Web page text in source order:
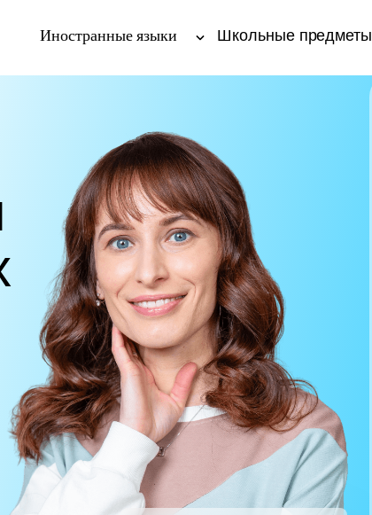
Иностранные языки Школьные предметы